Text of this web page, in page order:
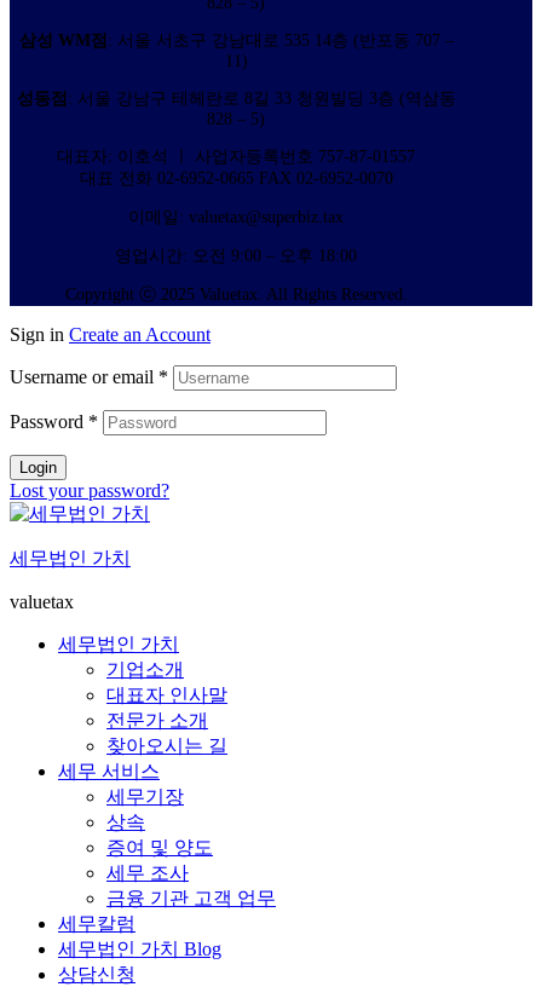
삼성 WM점 : 서울 서초구 강남대로 535 14층 (반포동 707 –
11)
성동점 : 서울 강남구 테헤란로 8길 33 청원빌딩 3층 (역삼동
828 – 5)
대표자: 이호석 ㅣ 사업자등록번호 757-87-01557
대표 전화 02-6952-0665 FAX 02-6952-0070
이메일: valuetax@superbiz.tax
영업시간: 오전 9:00 – 오후 18:00
Copyright ⓒ 2025 Valuetax. All Rights Reserved.
Sign in Create an Account
Username or email *
Password *
Login
Lost your password?
세무법인 가치
valuetax
세무법인 가치
기업소개
대표자 인사말
전문가 소개
찾아오시는 길
세무 서비스
세무기장
상속
증여 및 양도
세무 조사
금융 기관 고객 업무
세무칼럼
세무법인 가치 Blog
상담신청